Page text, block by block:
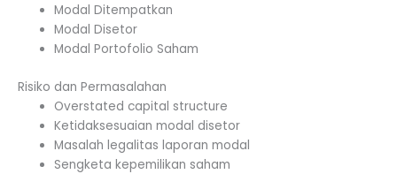
Modal Ditempatkan
Modal Disetor
Modal Portofolio Saham
Risiko dan Permasalahan
Overstated capital structure
Ketidaksesuaian modal disetor
Masalah legalitas laporan modal
Sengketa kepemilikan saham